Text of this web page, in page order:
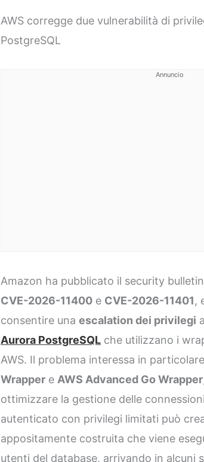
AWS corregge due vulnerabilità di
PostgreSQL
Annuncio
Amazon ha pubblicato il security
CVE-2026-11400 e CVE-2026-11401,
consentire unaescalation dei privilegi
Aurora PostgreSQL che utilizzano i
AWS. Il problema interessa in particolare
Wrapper e AWS Advanced Go Wrapper
ottimizzare la gestione delle
autenticato con privilegi limitati può
appositamente costruita che viene
utenti del database, arrivando in alcuni